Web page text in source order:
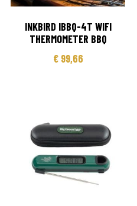
INKBIRD IBBQ-4T WIFI
THERMOMETER BBQ
€99,66